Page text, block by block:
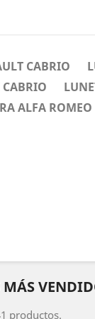
CABRIO
ALFA ROMEO
MÁS
productos.